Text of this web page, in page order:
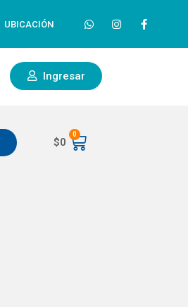
UBICACIÓN
Ingresar
$0
0